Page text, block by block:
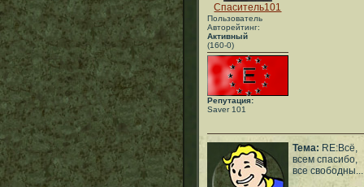
Спаситель101
Пользователь
Авторейтинг:
Активный
(160-0)
Репутация:
Saver 101
Тема: RE:Всё,
всем спасибо,
все